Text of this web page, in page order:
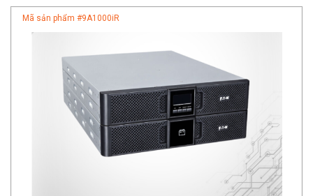
Mã sản phẩm #9A1000iR